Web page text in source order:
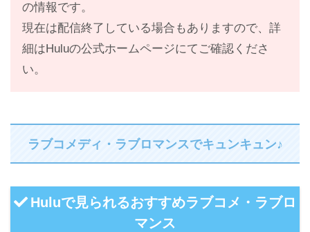
の情報です。
現在は配信終了している場合もありますので、詳
細はHuluの公式ホームページにてご確認くださ
い。
ラブコメディ・ラブロマンスでキュンキュン♪
Huluで見られるおすすめラブコメ・ラブロ
マンス